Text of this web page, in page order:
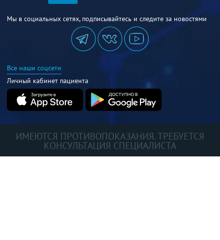
Мы в социальных сетях, подписывайтесь и следите за новостями
Все наши соцсети
Личный кабинет пациента
ИМЕЮТСЯ ПРОТИВОПОКАЗАНИЯ. ТРЕБУЕТСЯ
КОНСУЛЬТАЦИЯ СПЕЦИАЛИСТА